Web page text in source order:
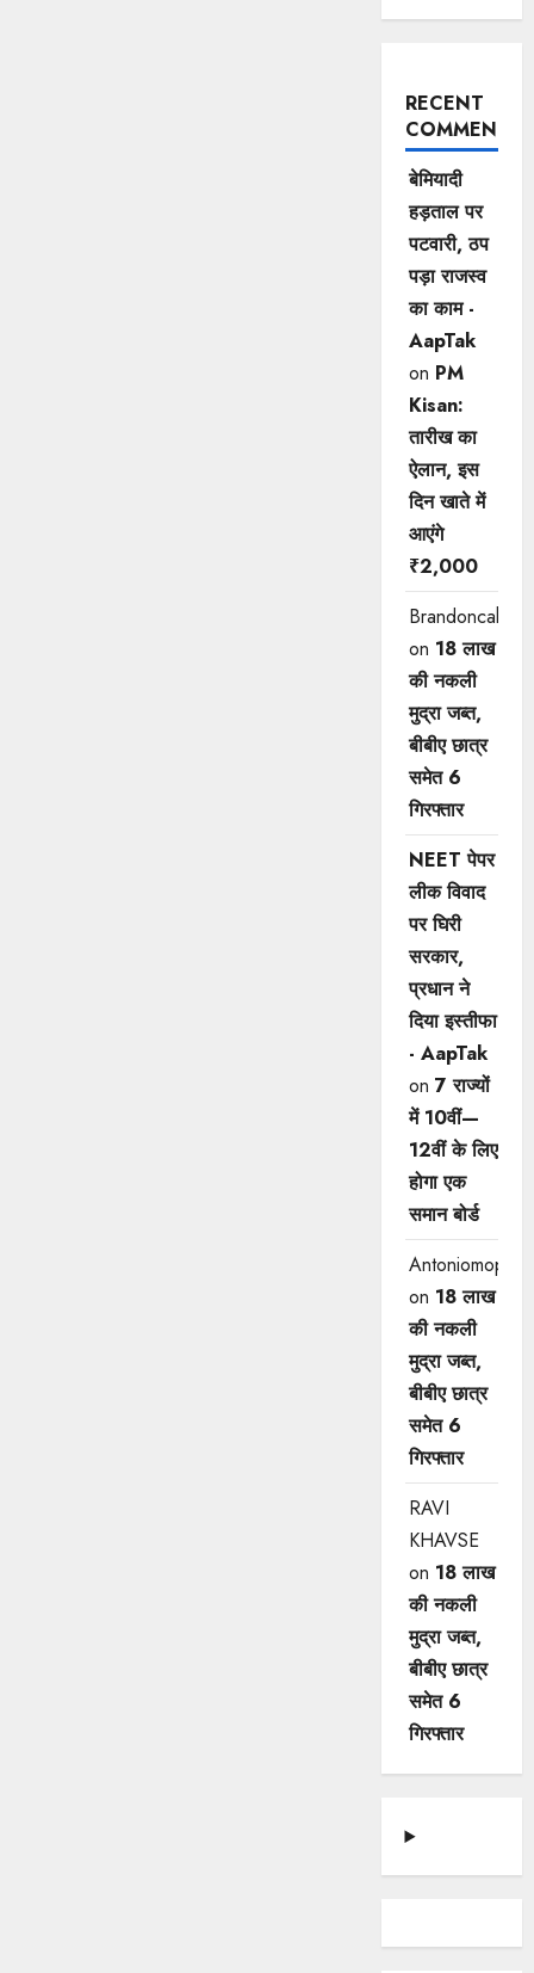
RECENT
COMMENTS
बेमियादी
हड़ताल पर
पटवारी, ठप
पड़ा राजस्व
का काम -
AapTak
on PM
Kisan:
तारीख का
ऐलान, इस
दिन खाते में
आएंगे
₹2,000
Brandoncah
on 18 लाख
की नकली
मुद्रा जब्त,
बीबीए छात्र
समेत 6
गिरफ्तार
NEET पेपर
लीक विवाद
पर घिरी
सरकार,
प्रधान ने
दिया इस्तीफा
- AapTak
on 7 राज्यों
में 10वीं—
12वीं ​के लिए
होगा एक
समान बोर्ड
Antoniomop
on 18 लाख
की नकली
मुद्रा जब्त,
बीबीए छात्र
समेत 6
गिरफ्तार
RAVI
KHAVSE
on 18 लाख
की नकली
मुद्रा जब्त,
बीबीए छात्र
समेत 6
गिरफ्तार